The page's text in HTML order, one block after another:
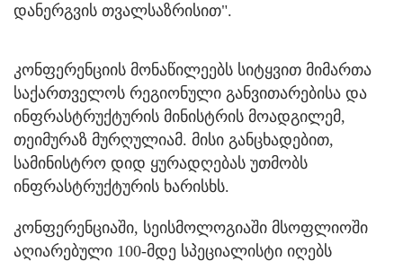
დანერგვის თვალსაზრისით".
კონფერენციის მონაწილეებს სიტყვით მიმართა
საქართველოს რეგიონული განვითარებისა და
ინფრასტრუქტურის მინისტრის მოადგილემ,
თეიმურაზ მურღულიამ. მისი განცხადებით,
სამინისტრო დიდ ყურადღებას უთმობს
ინფრასტრუქტურის ხარისხს.
კონფერენციაში, სეისმოლოგიაში მსოფლიოში
აღიარებული 100-მდე სპეციალისტი იღებს